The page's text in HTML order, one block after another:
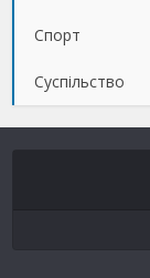
Спорт
Суспільство